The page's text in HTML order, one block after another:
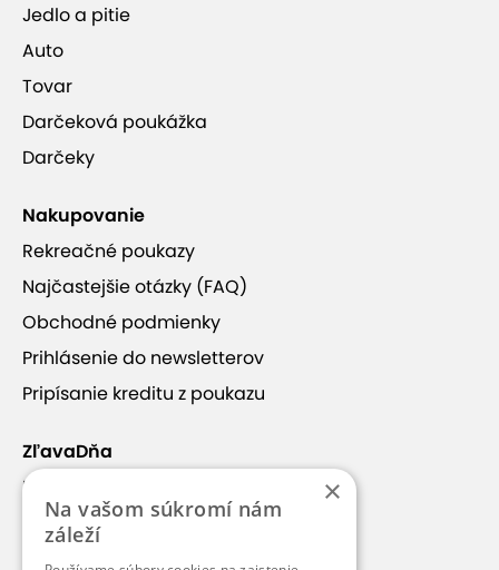
Jedlo a pitie
Auto
Tovar
Darčeková poukážka
Darčeky
Nakupovanie
Rekreačné poukazy
Najčastejšie otázky (FAQ)
Obchodné podmienky
Prihlásenie do newsletterov
Pripísanie kreditu z poukazu
ZľavaDňa
Náš príbeh
Kontakt
×
Na vašom súkromí nám
záleží